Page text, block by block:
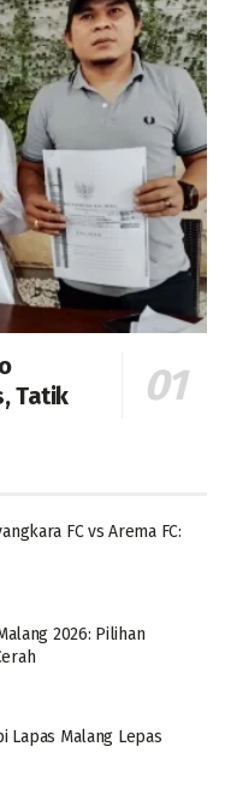
Tatik
FC vs Arema FC:
2026: Pilihan
Lapas Malang Lepas